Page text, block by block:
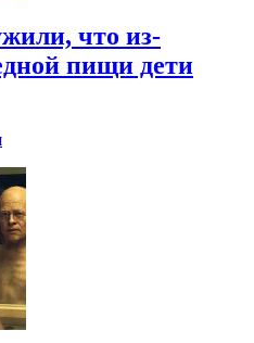
что из-
пищи дети